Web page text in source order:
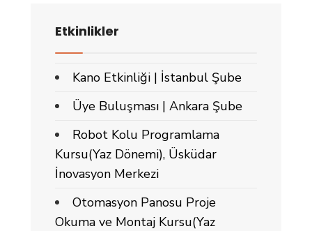
Etkinlikler
Kano Etkinliği | İstanbul Şube
Üye Buluşması | Ankara Şube
Robot Kolu Programlama
Kursu(Yaz Dönemi), Üsküdar
İnovasyon Merkezi
Otomasyon Panosu Proje
Okuma ve Montaj Kursu(Yaz